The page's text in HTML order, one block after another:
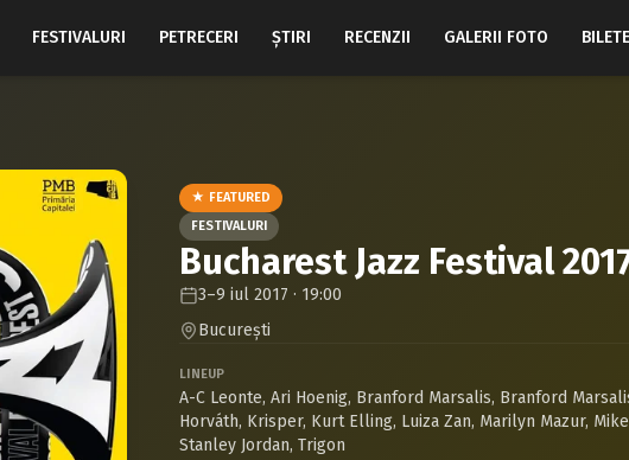
FESTIVALURI PETRECERI ŞTIRI RECENZII GALERII FOTO BILETE
★ FEATURED
FESTIVALURI
Bucharest Jazz Festival
3–9 iul 2017 · 19:00
Bucureşti
LINEUP
A-C Leonte, Ari Hoenig, Branford Marsalis, Branford
Horváth, Krisper, Kurt Elling, Luiza Zan, Marilyn Mazur,
Stanley Jordan, Trigon